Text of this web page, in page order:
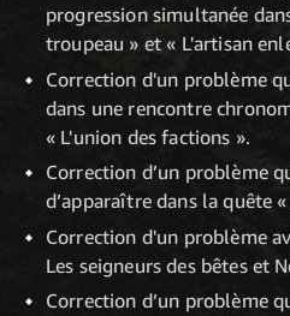
progression simultanée
troupeau » et « L'artisan
Correction d'un problème
dans une rencontre
« L'union des factions ».
Correction d’un problème
d’apparaître dans la quête «
Correction d'un problème
Les seigneurs des bêtes et
Correction d’un problème